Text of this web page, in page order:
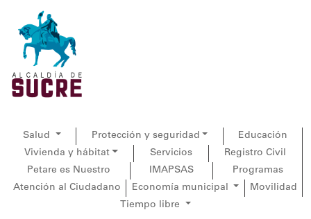
Salud Protección y seguridad
Educación
Vivienda y hábitat
Servicios
Registro Civil
Petare es Nuestro
IMAPSAS
Programas
Atención al Ciudadano
Economía municipal
Movilidad
Tiempo libre